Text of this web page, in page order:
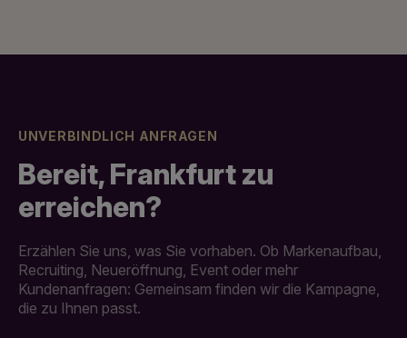
UNVERBINDLICH ANFRAGEN
Bereit, Frankfurt zu
erreichen?
Erzählen Sie uns, was Sie vorhaben. Ob Markenaufbau,
Recruiting, Neueröffnung, Event oder mehr
Kundenanfragen: Gemeinsam finden wir die Kampagne,
die zu Ihnen passt.